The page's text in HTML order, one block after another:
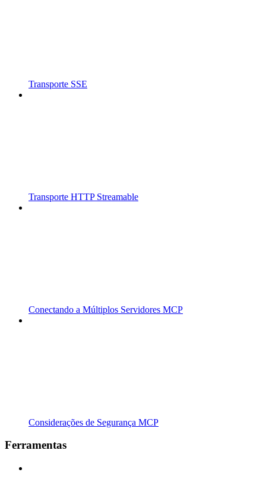
Transporte SSE
Transporte HTTP Streamable
Conectando a Múltiplos Servidores MCP
Considerações de Segurança MCP
Ferramentas